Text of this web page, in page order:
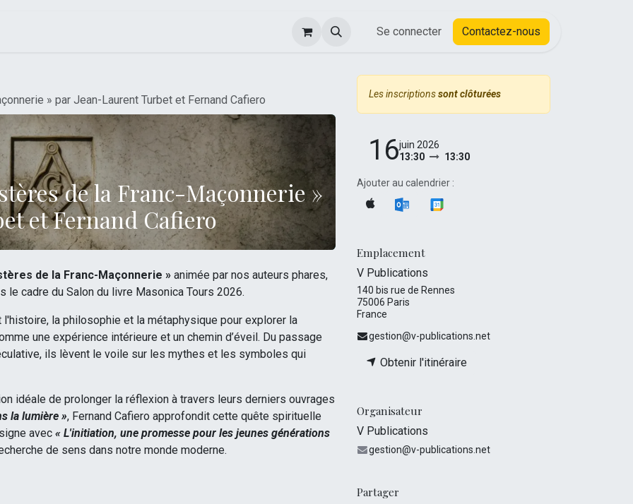
Actualités Cours
Se connecter Contactez-nous
» par Jean-Laurent Turbet et Fernand Cafiero
de la Franc-Maçonnerie »
et Fernand Cafiero
de la Franc-Maçonnerie » animée par nos auteurs phares,
le cadre du Salon du livre Masonica Tours 2026.
la philosophie et la métaphysique pour explorer la
une expérience intérieure et un chemin d’éveil. Du passage
ils lèvent le voile sur les mythes et les symboles qui
idéale de prolonger la réflexion à travers leurs derniers ouvrages
la lumière », Fernand Cafiero approfondit cette quête spirituelle
avec « L'initiation, une promesse pour les jeunes générations
de sens dans notre monde moderne.
Les inscriptionssont clôturées
16juin 2026
13:30
13:30
Ajouter au calendrier :
Emplacement
V Publications
140 bis rue de Rennes
75006 Paris
France
gestion@v-publications.net
Obtenir l'itinéraire
Organisateur
V Publications
gestion@v-publications.net
Partager